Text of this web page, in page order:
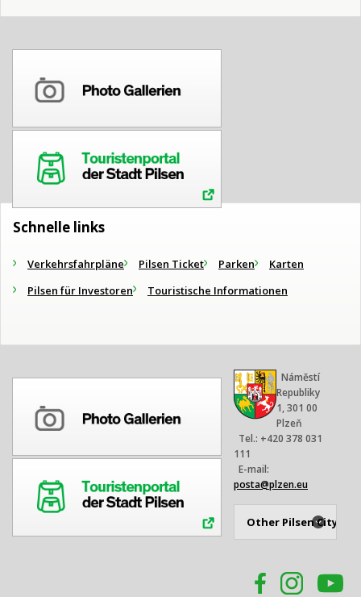
Schnelle links
Verkehrsfahrpläne Pilsen Ticket Parken
Karten
Pilsen für Investoren
Touristische Informationen
Náměstí
Republiky
1, 301 00
Plzeň
Tel.: +420 378 031
111
E-mail:
posta@plzen.eu